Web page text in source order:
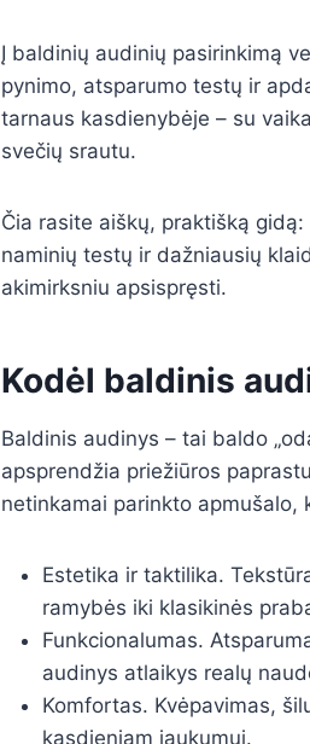
Į baldinių audinių pasirinkimą
pynimo, atsparumo testų ir
tarnaus kasdienybėje – su
svečių srautu.
Čia rasite aiškų, praktišką
naminių testų ir dažniausių
akimirksniu apsispręsti.
Kodėl baldinis
Baldinis audinys – tai baldo
apsprendžia priežiūros
netinkamai parinkto apmušalo,
Estetika ir taktilika.
ramybės iki klasikinės
Funkcionalumas.
audinys atlaikys realų
Komfortas. Kvėpavimas,
kasdieniam jaukumui.